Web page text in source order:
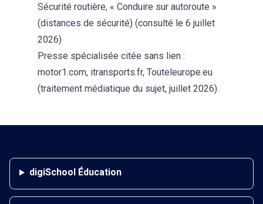
Sécurité routière, « Conduire sur autoroute »
(distances de sécurité) (consulté le 6 juillet
2026)
Presse spécialisée citée sans lien :
motor1.com, itransports.fr, Touteleurope.eu
(traitement médiatique du sujet, juillet 2026).
digiSchool Éducation